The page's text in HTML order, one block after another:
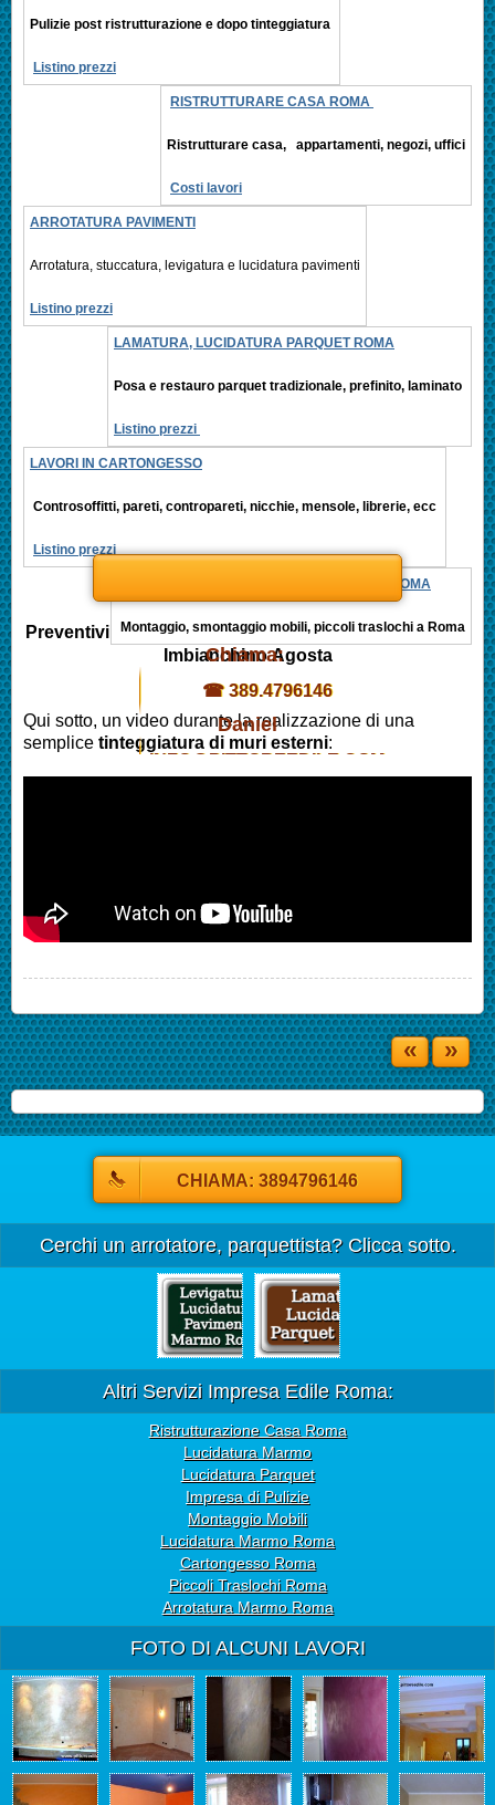
Pulizie post ristrutturazione e dopo tinteggiatura
Listino prezzi
RISTRUTTURARE CASA ROMA
Ristrutturare casa, appartamenti, negozi, uffici
Costi lavori
ARROTATURA PAVIMENTI
Arrotatura, stuccatura, levigatura e lucidatura pavimenti
Listino prezzi
LAMATURA, LUCIDATURA PARQUET ROMA
Posa e restauro parquet tradizionale, prefinito, laminato
Listino prezzi
LAVORI IN CARTONGESSO
Controsoffitti, pareti, contropareti, nicchie, mensole, librerie, ecc
Listino prezzi
MONTAGGIO MOBILI, PICCOLI TRASLOCHI ROMA
Montaggio, smontaggio mobili, piccoli traslochi a Roma
Chiama:
☎ 389.4796146
Daniel
INFO@PITTOREEDILE.COM
Preventivi
ImbianchinoAgosta
Qui sotto, un video durante la realizzazione di una
semplice tinteggiatura di muri esterni:
« »
CHIAMA: 3894796146
Cerchi un arrotatore, parquettista? Clicca sotto.
Altri Servizi Impresa Edile Roma:
Ristrutturazione Casa Roma
Lucidatura Marmo
Lucidatura Parquet
Impresa di Pulizie
Montaggio Mobili
Lucidatura Marmo Roma
Cartongesso Roma
Piccoli Traslochi Roma
Arrotatura Marmo Roma
FOTO DI ALCUNI LAVORI